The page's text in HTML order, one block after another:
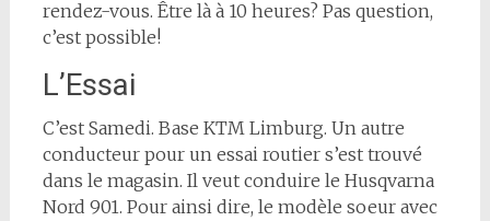
rendez-vous. Être là à 10 heures? Pas question,
c’est possible!
L’Essai
C’est Samedi. Base KTM Limburg. Un autre
conducteur pour un essai routier s’est trouvé
dans le magasin. Il veut conduire le Husqvarna
Nord 901. Pour ainsi dire, le modèle soeur avec